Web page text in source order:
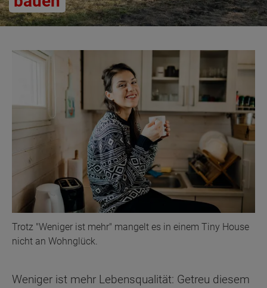
Trotz "Weniger ist mehr" mangelt es in einem Tiny House
nicht an Wohnglück.
Weniger ist mehr Lebensqualität: Getreu diesem